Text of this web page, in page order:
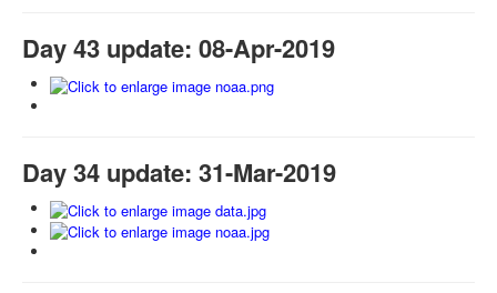
Day 43 update: 08-Apr-2019
Day 34 update: 31-Mar-2019